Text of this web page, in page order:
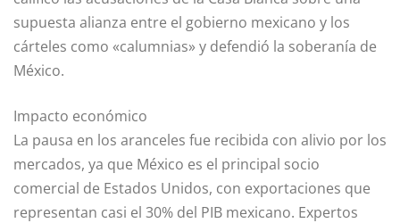
supuesta alianza entre el gobierno mexicano y los
cárteles como «calumnias» y defendió la soberanía de
México.
Impacto económico
La pausa en los aranceles fue recibida con alivio por los
mercados, ya que México es el principal socio
comercial de Estados Unidos, con exportaciones que
representan casi el 30% del PIB mexicano. Expertos